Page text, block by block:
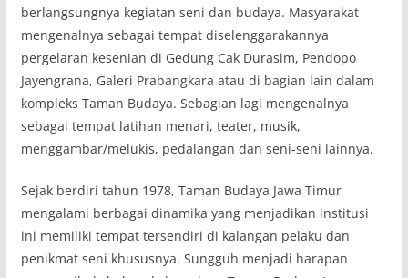
berlangsungnya kegiatan seni dan budaya. Masyarakat
mengenalnya sebagai tempat diselenggarakannya
pergelaran kesenian di Gedung Cak Durasim, Pendopo
Jayengrana, Galeri Prabangkara atau di bagian lain dalam
kompleks Taman Budaya. Sebagian lagi mengenalnya
sebagai tempat latihan menari, teater, musik,
menggambar/melukis, pedalangan dan seni-seni lainnya.
Sejak berdiri tahun 1978, Taman Budaya Jawa Timur
mengalami berbagai dinamika yang menjadikan institusi
ini memiliki tempat tersendiri di kalangan pelaku dan
penikmat seni khususnya. Sungguh menjadi harapan